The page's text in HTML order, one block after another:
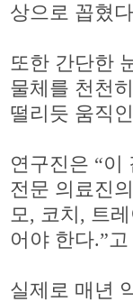
상으로 꼽혔
또한 간단한
물체를 천천
떨리듯 움직
연구진은 “이
전문 의료진
모, 코치, 트
어야 한다.”
실제로 매년